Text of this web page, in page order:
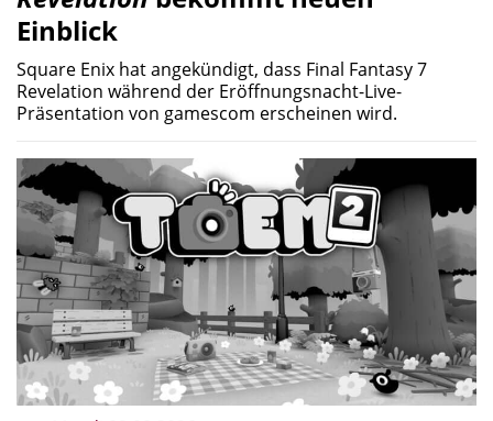
Einblick
Square Enix hat angekündigt, dass Final Fantasy 7
Revelation während der Eröffnungsnacht-Live-
Präsentation von gamescom erscheinen wird.